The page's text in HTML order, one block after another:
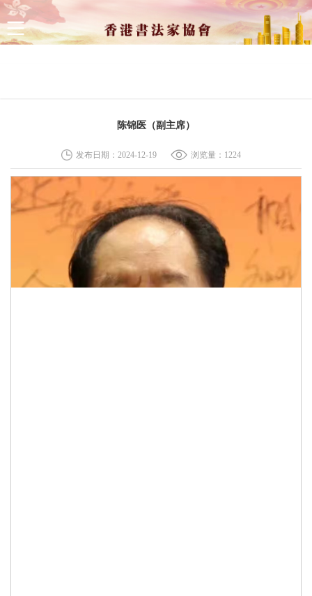
陈锦医（副主席）
发布日期：2024-12-19 浏览量： 1224